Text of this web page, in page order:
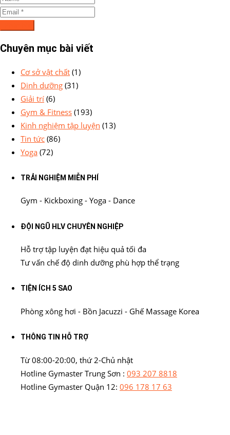
Chuyên mục bài viết
Cơ sở vật chất (1)
Dinh dưỡng (31)
Giải trí (6)
Gym & Fitness (193)
Kinh nghiệm tập luyện (13)
Tin tức (86)
Yoga (72)
TRẢI NGHIỆM MIỄN PHÍ
Gym - Kickboxing - Yoga - Dance
ĐỘI NGŨ HLV CHUYÊN NGHIỆP
Hỗ trợ tập luyện đạt hiệu quả tối đa
Tư vấn chế độ dinh dưỡng phù hợp thể trạng
TIỆN ÍCH 5 SAO
Phòng xông hơi - Bồn Jacuzzi - Ghế Massage Korea
THÔNG TIN HỖ TRỢ
Từ 08:00-20:00, thứ 2-Chủ nhật
Hotline Gymaster Trung Sơn : 093 207 8818
Hotline Gymaster Quận 12: 096 178 17 63